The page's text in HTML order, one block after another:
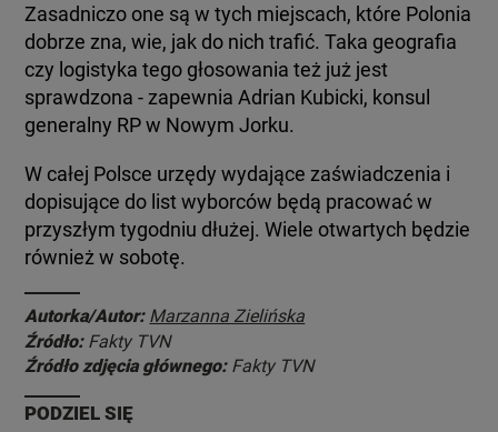
Zasadniczo one są w tych miejscach, które Polonia
dobrze zna, wie, jak do nich trafić. Taka geografia
czy logistyka tego głosowania też już jest
sprawdzona - zapewnia Adrian Kubicki, konsul
generalny RP w Nowym Jorku.
W całej Polsce urzędy wydające zaświadczenia i
dopisujące do list wyborców będą pracować w
przyszłym tygodniu dłużej. Wiele otwartych będzie
również w sobotę.
Autorka/Autor: Marzanna Zielińska
Źródło: Fakty TVN
Źródło zdjęcia głównego: Fakty TVN
PODZIEL SIĘ